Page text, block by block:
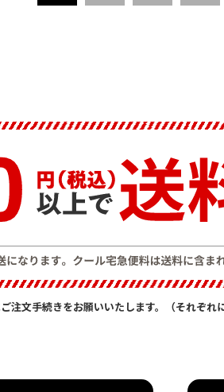
文手続きをお願いいたします。（それぞれ